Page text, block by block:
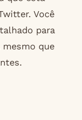
Você
para
mesmo que